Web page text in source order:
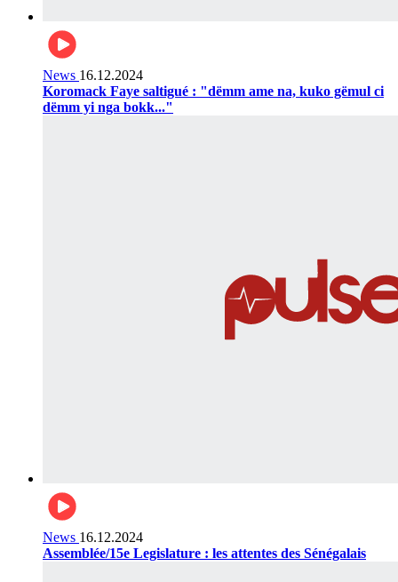
News 16.12.2024
Koromack Faye saltigué : "dëmm ame na, kuko gëmul ci
dëmm yi nga bokk..."
News 16.12.2024
Assemblée/15e Legislature : les attentes des Sénégalais